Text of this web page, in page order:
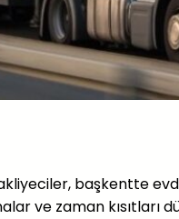
başkentte
ve zaman kısıtları